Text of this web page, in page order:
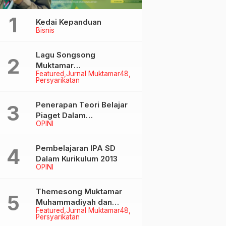
Bisnis
Kedai Kepanduan
Featured Jurnal Muktamar48
Persyarikatan
Lagu Songsong
Muktamar
Muhammadiyah &
Aisyiyah ke-48
OPINI
Penerapan Teori Belajar
Piaget Dalam
Pembelanjaran IPA SD
OPINI
Pembelajaran IPA SD
Dalam Kurikulum 2013
Featured Jurnal Muktamar48
Persyarikatan
Themesong Muktamar
Muhammadiyah dan
Aisyiyah Ke-48